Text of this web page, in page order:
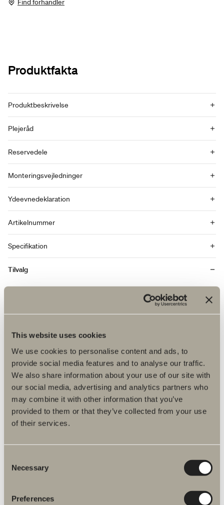
This website uses cookies
We use cookies to personalise content and ads, to
provide social media features and to analyse our traffic.
We also share information about your use of our site with
our social media, advertising and analytics partners who
may combine it with other information that you’ve
provided to them or that they’ve collected from your use
of their services.
Selection
Necessary
Preferences
Find forhandler
Produktfakta
Produktbeskrivelse
Plejeråd
Reservedele
Monteringsvejledninger
Ydeevnedeklaration
Artikelnummer
Specifikation
Tilvalg
Stophane